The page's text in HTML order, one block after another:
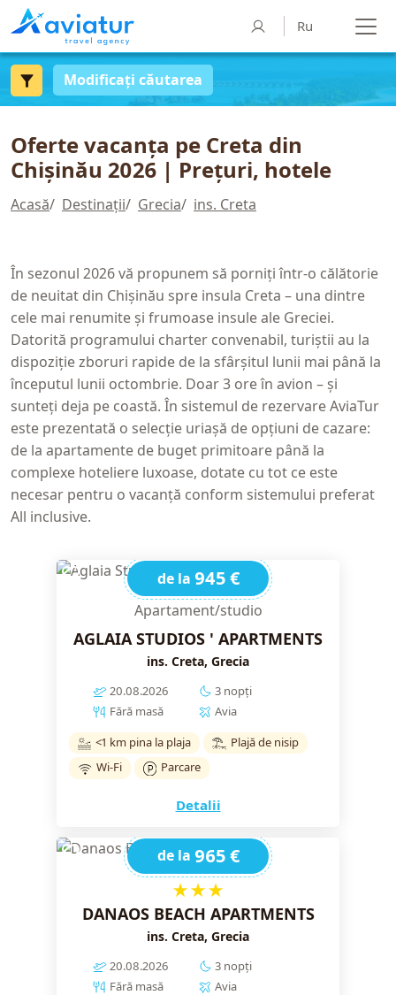
Ru
Modificați căutarea
Oferte vacanța pe Creta din
Chișinău 2026 | Prețuri, hotele
Acasă/ Destinații/ Grecia/ ins. Creta
În sezonul 2026 vă propunem să porniți într-o călătorie
de neuitat din Chișinău spre insula Creta – una dintre
cele mai renumite și frumoase insule ale Greciei.
Datorită programului charter convenabil, turiștii au la
dispoziție zboruri rapide de la sfârșitul lunii mai până la
începutul lunii octombrie. Doar 3 ore în avion – și
sunteți deja pe coastă. În sistemul de rezervare AviaTur
este prezentată o selecție uriașă de opțiuni de cazare:
de la apartamente de buget primitoare până la
complexe hoteliere luxoase, dotate cu tot ce este
necesar pentru o vacanță conform sistemului preferat
All inclusive.
de la 945 €
Apartament/studio
AGLAIA STUDIOS ' APARTMENTS
ins. Creta, Grecia
20.08.2026
3 nopți
Fără masă
Avia
<1 km pina la plaja
Plajă de nisip
Wi-Fi
Parcare
Detalii
de la 965 €
★★★
DANAOS BEACH APARTMENTS
ins. Creta, Grecia
20.08.2026
3 nopți
Fără masă
Avia